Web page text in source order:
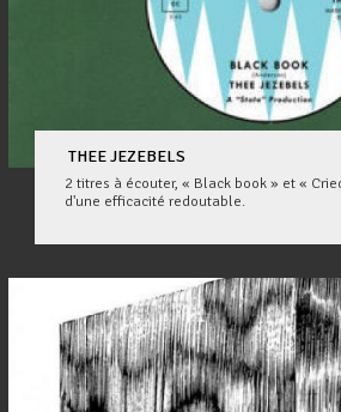
THEE JEZEBELS
2 titres à écouter, « Black book » et «
d'une efficacité redoutable.